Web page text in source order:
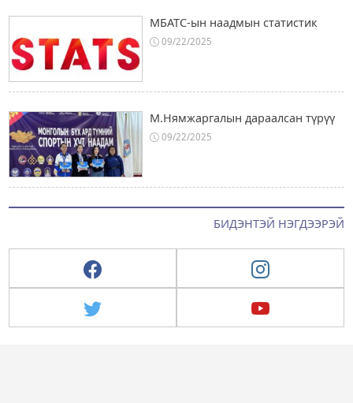
МБАТС-ын наадмын статистик
09/22/2025
М.Нямжаргалын дараалсан түрүү
09/22/2025
БИДЭНТЭЙ НЭГДЭЭРЭЙ